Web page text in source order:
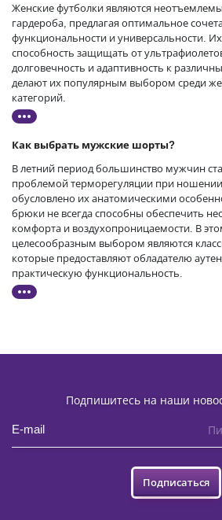
Женские футболки являются
гардероба, предлагая оптимальное
функциональности и универсальности.
способность защищать от
долговечность и адаптивность к
делают их популярным выбором среди
категорий.
Как выбрать мужские шорты?
В летний период большинство мужчин
проблемой терморегуляции при
обусловлено их анатомическими
брюки не всегда способны обеспечить
комфорта и воздухопроницаемости. В
целесообразным выбором являются
которые предоставляют обладателю
практическую функциональность.
Подпишитесь на наши
Подписаться